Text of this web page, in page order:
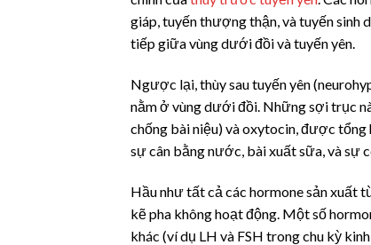
giáp, tuyến thượng thận, và tuyến sinh
tiếp giữa vùng dưới đồi và tuyến yên.
Ngược lại, thùy sau tuyến yên
nằm ở vùng dưới đồi. Những sợi trục
chống bài niệu) vàoxytocin, được tổng
sự cân bằng nước, bài xuất sữa, và sự
Hầu như tất cả các hormone sản xuất
kẽ pha không hoạt động. Một số
khác (ví dụ LH và FSH trong chu kỳ